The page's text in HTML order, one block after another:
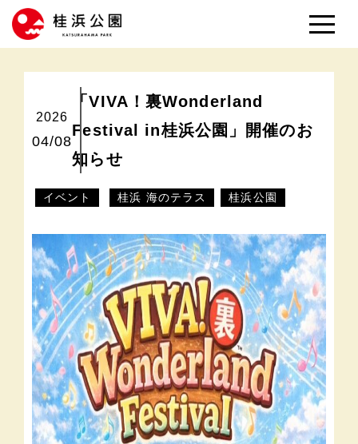
2026
04/08
「VIVA！裏Wonderland
Festival in桂浜公園」開催のお
知らせ
イベント 桂浜 海のテラス 桂浜公園